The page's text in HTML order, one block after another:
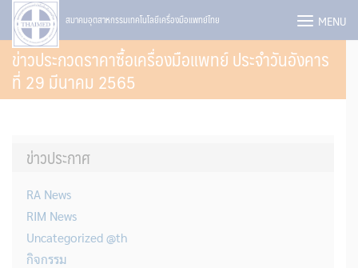
Skip
content
สมาคมอุตสาหกรรมเทคโนโลยีเครื่องมือแพทย์ไทย MENU
ข่าวประกวดราคาซื้อเครื่องมือแพทย์ ประจำวันอังคาร
ที่ 29 มีนาคม 2565
ข่าวประกาศ
RA News
RIM News
Uncategorized @th
กิจกรรม